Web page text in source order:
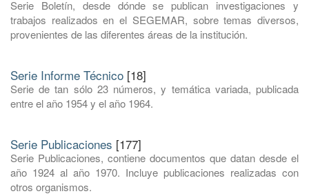
Serie Boletín, desde dónde se publican investigaciones y
trabajos realizados en el SEGEMAR, sobre temas diversos,
provenientes de las diferentes áreas de la institución.
Serie Informe Técnico [18]
Serie de tan sólo 23 números, y temática variada, publicada
entre el año 1954 y el año 1964.
Serie Publicaciones [177]
Serie Publicaciones, contiene documentos que datan desde el
año 1924 al año 1970. Incluye publicaciones realizadas con
otros organismos.